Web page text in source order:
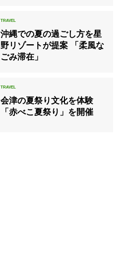
沖縄での夏の過ごし方を星
野リゾートが提案 「柔風な
ごみ滞在」
会津の夏祭り文化を体験
「赤べこ夏祭り」を開催